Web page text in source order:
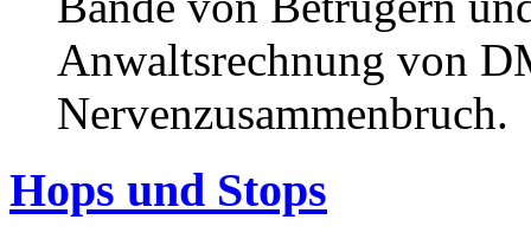
Anwaltsrechnung von
Nervenzusammenbruch.
Hops und Stops